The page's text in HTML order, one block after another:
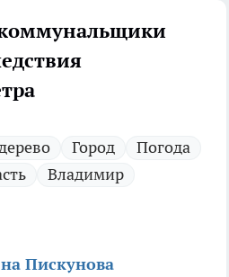
Город
Погода
Владимир
Пискунова